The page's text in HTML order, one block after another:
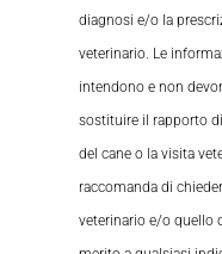
diagnosi e/o la
veterinario. Le
intendono e non
sostituire il rapporto
del cane o la visita
raccomanda di
veterinario e/o quello